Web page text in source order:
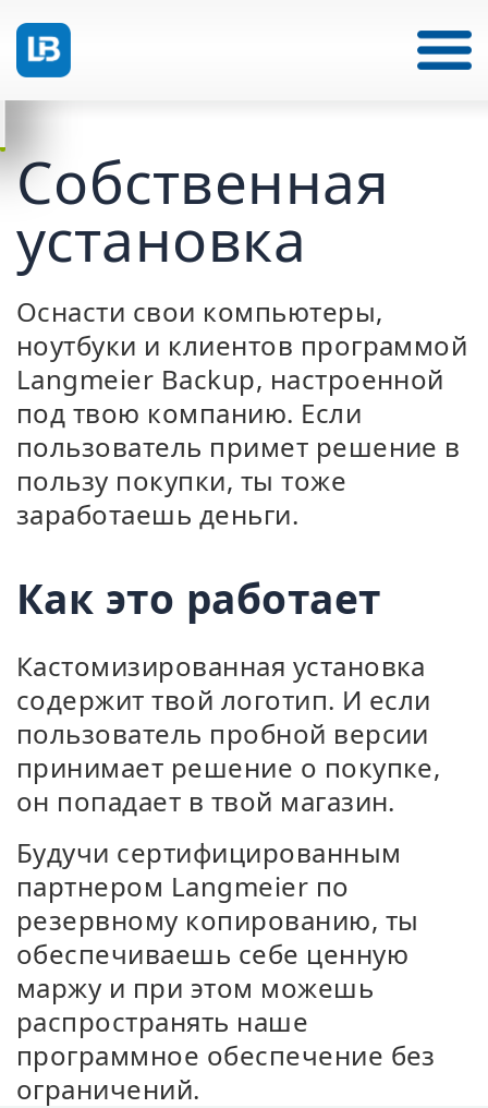
Собственная
установка
Оснасти свои компьютеры,
ноутбуки и клиентов программой
Langmeier Backup, настроенной
под твою компанию. Если
пользователь примет решение в
пользу покупки, ты тоже
заработаешь деньги.
Как это работает
Кастомизированная установка
содержит твой логотип. И если
пользователь пробной версии
принимает решение о покупке,
он попадает в твой магазин.
Будучи сертифицированным
партнером Langmeier по
резервному копированию, ты
обеспечиваешь себе ценную
маржу и при этом можешь
распространять наше
программное обеспечение без
ограничений.